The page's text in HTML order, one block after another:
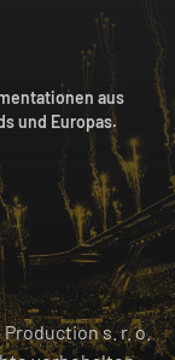
aus
und Europas.
s. r. o.